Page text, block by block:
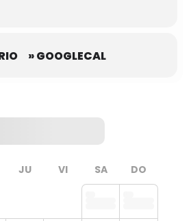
JU VI SA DO
» GOOGLECAL